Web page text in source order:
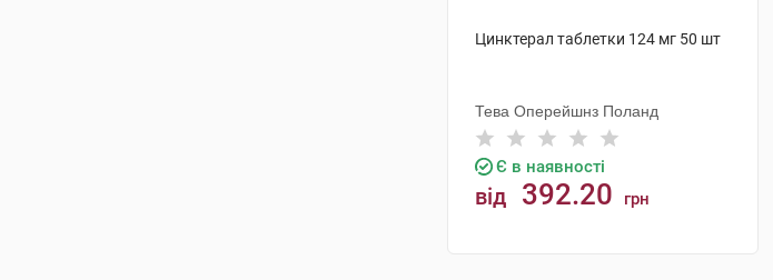
Цинктерал таблетки 124 мг 50 шт
Тева Оперейшнз Поланд
Є в наявності
від 392.20 грн